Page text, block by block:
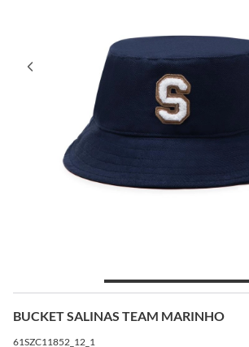
BUCKET SALINAS TEAM MARINHO
61SZC11852_12_1